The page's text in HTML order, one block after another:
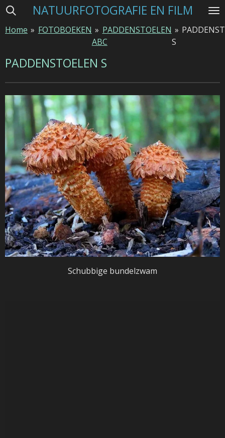
Ga
naar
hoofdinhoud
NATUURFOTOGRAFIE EN FILM
Home » FOTOBOEKEN » PADDENSTOELEN
ABC
»
S
PADDENSTOELEN S
Schubbige bundelzwam